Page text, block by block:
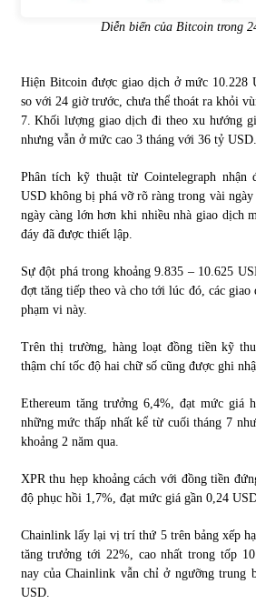
Diễn biến của Bitcoin trong
Hiện Bitcoin được giao dịch ở mức 10.228
so với 24 giờ trước, chưa thể thoát ra khỏi
7. Khối lượng giao dịch đi theo xu hướng
nhưng vẫn ở mức cao 3 tháng với 36 tỷ USD.
Phân tích kỹ thuật từ Cointelegraph nhận
USD không bị phá vỡ rõ ràng trong vài
ngày càng lớn hơn khi nhiều nhà giao dịch
đáy đã được thiết lập.
Sự đột phá trong khoảng 9.835 – 10.625
đợt tăng tiếp theo và cho tới lúc đó, các giao
phạm vi này.
Trên thị trường, hàng loạt đồng tiền kỹ
thậm chí tốc độ hai chữ số cũng được ghi
Ethereum tăng trưởng 6,4%, đạt mức giá
những mức thấp nhất kể từ cuối tháng 7
khoảng 2 năm qua.
XPR thu hẹp khoảng cách với đồng tiền
độ phục hồi 1,7%, đạt mức giá gần 0,24
Chainlink lấy lại vị trí thứ 5 trên bảng xếp
tăng trưởng tới 22%, cao nhất trong tốp
nay của Chainlink vẫn chỉ ở ngưỡng trung
USD.